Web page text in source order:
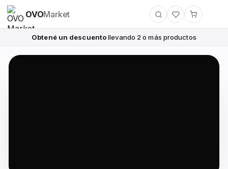
OVOMarket
Obtené un descuentollevando 2 o más productos